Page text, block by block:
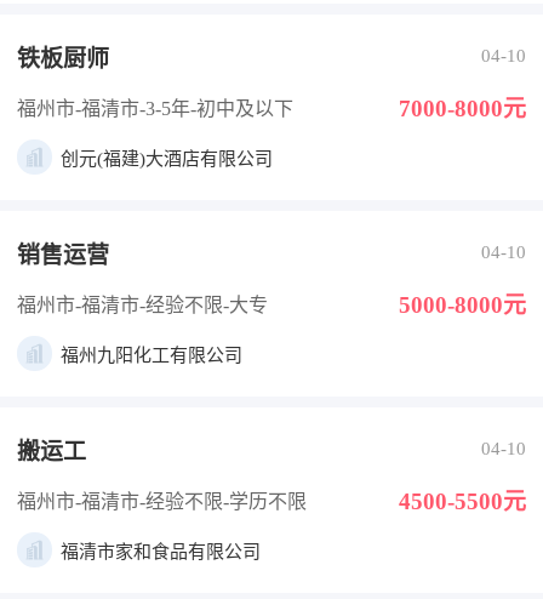
铁板厨师 04-10
福州市-福清市-3-5年-初中及以下 7000-8000元
创元(福建)大酒店有限公司
销售运营 04-10
福州市-福清市-经验不限-大专 5000-8000元
福州九阳化工有限公司
搬运工 04-10
福州市-福清市-经验不限-学历不限 4500-5500元
福清市家和食品有限公司